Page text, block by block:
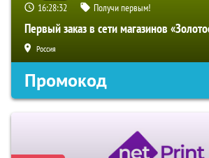
16:28:31 Получи первым!
Первый заказ в сети магазинов
Россия
Промокод